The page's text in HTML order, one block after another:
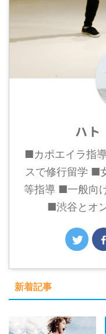
ハト
■カポエイラ指
スで修行留学 ■
等指導 ■一般向
■渋谷とオ
新着記事